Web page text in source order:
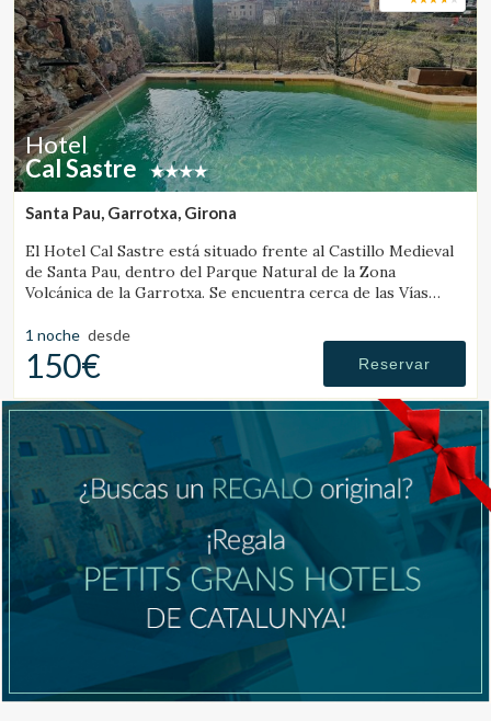
CA ES EN FR
Hotel
Cal Sastre
Santa Pau, Garrotxa, Girona
El Hotel Cal Sastre está situado frente al Castillo Medieval
de Santa Pau, dentro del Parque Natural de la Zona
Volcánica de la Garrotxa. Se encuentra cerca de las Vías
1 noche desde
150€ Reservar